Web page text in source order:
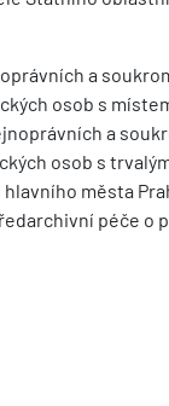
a
osob s
a
osob s
města
péče o